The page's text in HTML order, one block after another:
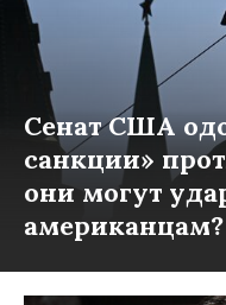
Сенат США
санкции»
они могут
американцам?